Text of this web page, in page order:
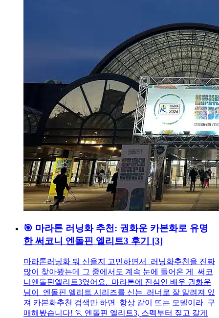
🎯 마라톤 러닝화 추천: 권화운 카본화로 유명
한 써코니 엔돌핀 엘리트3 후기 [3]
마라톤러닝화 뭐 신을지 고민하면서 러닝화추천을 진짜
많이 찾아봤는데 그 중에서도 계속 눈에 들어온 게 써코
니엔돌핀엘리트3였어요. 마라톤에 진심인 배우 권화운
님이 엔돌핀 엘리트 시리즈를 신는 러너로 잘 알려져 있
져 카본화추천 검색만 하면 항상 같이 뜨는 모델이라 구
매해봤습니다! 🏃 엔돌핀 엘리트3, 스펙부터 짚고 갈게